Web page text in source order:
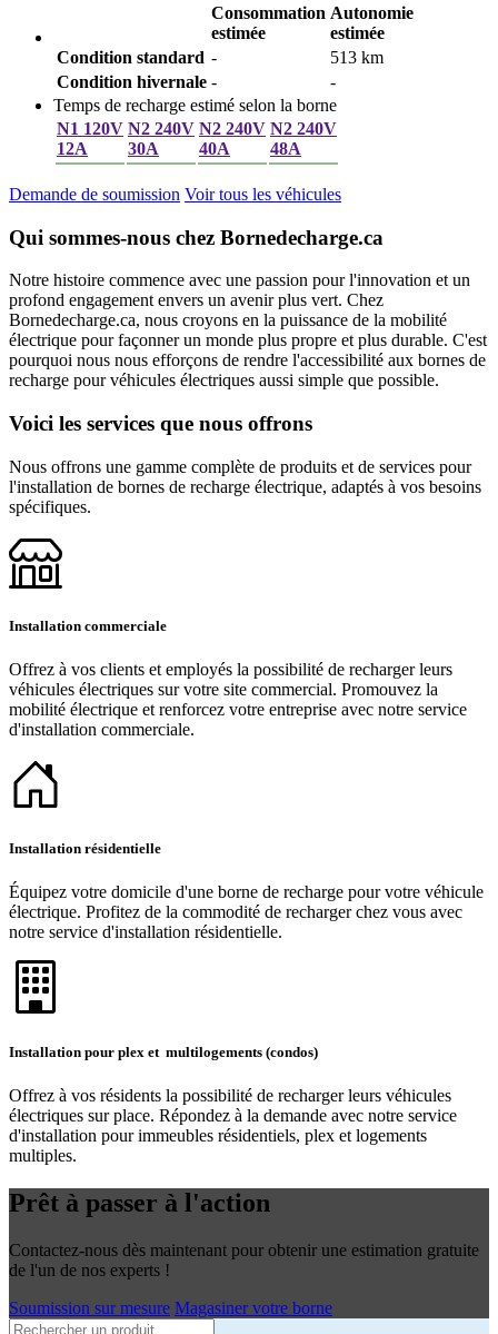
Consommation
estimée
Autonomie
estimée
Condition standard -
513 km
Condition hivernale -
-
Temps de recharge estimé selon la borne
N1 120V
12A
N2 240V
30A
N2 240V
40A
N2 240V
48A
Demande de soumission Voir tous les véhicules
Qui sommes-nous chez Bornedecharge.ca
Notre histoire commence avec une passion pour l'innovation et un
profond engagement envers un avenir plus vert. Chez
Bornedecharge.ca, nous croyons en la puissance de la mobilité
électrique pour façonner un monde plus propre et plus durable. C'est
pourquoi nous nous efforçons de rendre l'accessibilité aux bornes de
recharge pour véhicules électriques aussi simple que possible.
Voici les services que nous offrons
Nous offrons une gamme complète de produits et de services pour
l'installation de bornes de recharge électrique, adaptés à vos besoins
spécifiques.
Installation commerciale
Offrez à vos clients et employés la possibilité de recharger leurs
véhicules électriques sur votre site commercial. Promouvez la
mobilité électrique et renforcez votre entreprise avec notre service
d'installation commerciale.
Installation résidentielle
Équipez votre domicile d'une borne de recharge pour votre véhicule
électrique. Profitez de la commodité de recharger chez vous avec
notre service d'installation résidentielle.
Installation pour plex et multilogements (condos)
Offrez à vos résidents la possibilité de recharger leurs véhicules
électriques sur place. Répondez à la demande avec notre service
d'installation pour immeubles résidentiels, plex et logements
multiples.
Prêt à passer à l'action
Contactez-nous dès maintenant pour obtenir une estimation gratuite
de l'un de nos experts !
Soumission sur mesure Magasiner votre borne
Products